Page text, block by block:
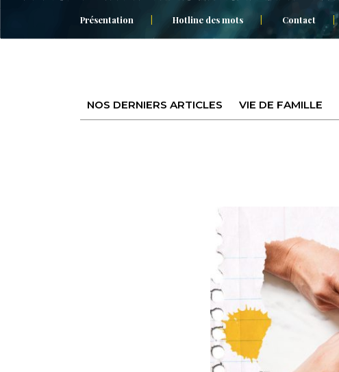
Présentation Hotline des mots Contact
NOS DERNIERS ARTICLES VIE DE FAMILLE